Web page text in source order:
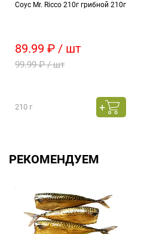
Соус Mr. Ricco 210г грибной 210г
89.99 ₽ / шт
99.99 ₽ / шт
210 г
РЕКОМЕНДУЕМ